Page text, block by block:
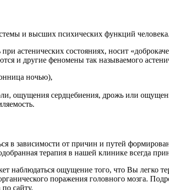
и высших психических функций человека.
астенических состояниях, носит
и другие феномены так называемого
ночью),
ощущения сердцебиения, дрожь или
в зависимости от причин и путей
терапия в нашей клинике всегда
наблюдаться ощущение того, что Вы легко
поражения головного мозга.
сайту.